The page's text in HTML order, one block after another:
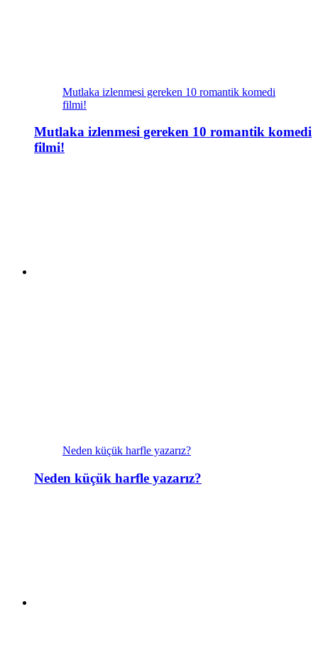
Mutlaka izlenmesi gereken 10 romantik komedi
filmi!
Mutlaka izlenmesi gereken 10 romantik komedi
filmi!
Neden küçük harfle yazarız?
Neden küçük harfle yazarız?